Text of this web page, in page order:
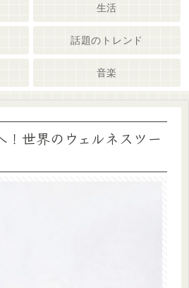
生活
話題のトレンド
音楽
！世界のウェルネスツー